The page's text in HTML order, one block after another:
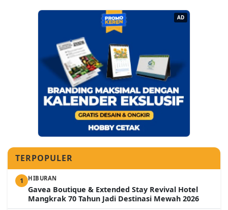
AD
TERPOPULER
1 HIBURAN
Gavea Boutique & Extended Stay Revival Hotel
Mangkrak 70 Tahun Jadi Destinasi Mewah 2026